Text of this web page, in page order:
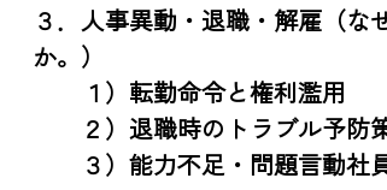
３．人事異動・退職・解雇（な
か。）
１）転勤命令と権利濫用
２）退職時のトラブル予防
３）能力不足・問題言動社